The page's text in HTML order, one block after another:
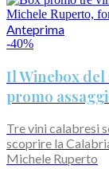
Anteprima
-40%
Il Winebox
promo
Tre vini calabresi
scoprire la
Michele Ruperto